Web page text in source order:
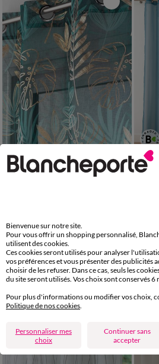
-50% dès 2 art Code 899013
Bienvenue sur notre site.
Pour vous offrir un shopping personnalisé,
utilisent des cookies.
Ces cookies seront utilisés pour analyser
vos préférences et vous présenter des publicités
choisir de les refuser. Dans ce cas, seuls les
du site seront utilisés. Vos choix sont conservés 6
Pour plus d'informations ou modifier vos choix,
Politique de nos cookies.
Personnaliser mes
choix
Continuer sans
accepter